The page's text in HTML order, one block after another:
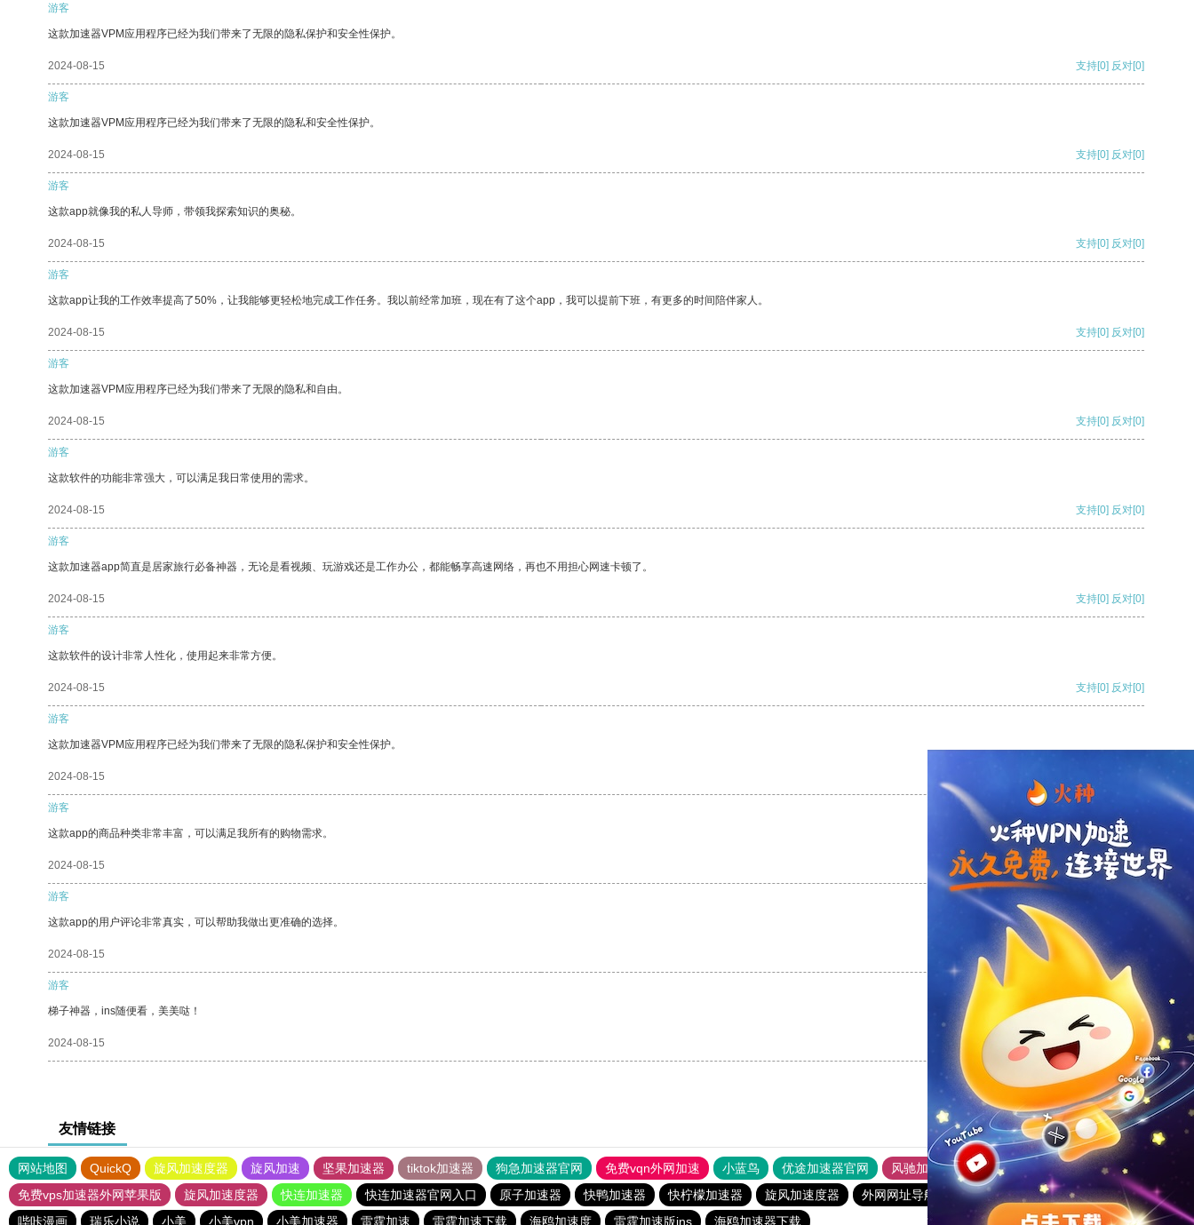
游客
这款加速器VPM应用程序已经为我们带来了无限的隐私保护和安全性保护。
2024-08-15 支持[0] 反对[0]
游客
这款加速器VPM应用程序已经为我们带来了无限的隐私和安全性保护。
2024-08-15 支持[0] 反对[0]
游客
这款app就像我的私人导师，带领我探索知识的奥秘。
2024-08-15 支持[0] 反对[0]
游客
这款app让我的工作效率提高了50%，让我能够更轻松地完成工作任务。我以前经常加班，现在有了这个app，我可以提前下班，有更多的时间陪伴家人。
2024-08-15 支持[0] 反对[0]
游客
这款加速器VPM应用程序已经为我们带来了无限的隐私和自由。
2024-08-15 支持[0] 反对[0]
游客
这款软件的功能非常强大，可以满足我日常使用的需求。
2024-08-15 支持[0] 反对[0]
游客
这款加速器app简直是居家旅行必备神器，无论是看视频、玩游戏还是工作办公，都能畅享高速网络，再也不用担心网速卡顿了。
2024-08-15 支持[0] 反对[0]
游客
这款软件的设计非常人性化，使用起来非常方便。
2024-08-15 支持[0] 反对[0]
游客
这款加速器VPM应用程序已经为我们带来了无限的隐私保护和安全性保护。
2024-08-15
游客
这款app的商品种类非常丰富，可以满足我所有的购物需求。
2024-08-15 支持 [0] 反对[0]
游客
这款app的用户评论非常真实，可以帮助我做出更准确的选择。
2024-08-15 支持[0] 反对
游客
梯子神器，ins随便看，美美哒！
2024-08-15 支持[0] 反对[0]
友情链接
网站地图 QuickQ 旋风加速度器 旋风加速 坚果加速器 tiktok加速器 狗急加速器官网 免费vqn外网加速 小蓝鸟 优途加速器官网 风驰加速器
旋风加速器
免费vps加速器外网苹果版
旋风加速度器 快连加速器 快连加速器官网入口 原子加速器 快鸭加速器 快柠檬加速器 旋风加速度器 外网网址导航 软件中心 雷霆加速
狂飙加速器
哔咔漫画
瑞乐小说 小美 小美vpn 小美加速器 雷霆加速 雷霆加速下载 海鸥加速度 雷霆加速版ins 海鸥加速器下载